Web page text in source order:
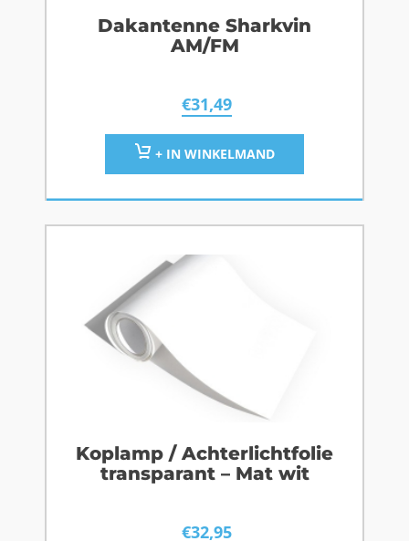
Dakantenne Sharkvin
AM/FM
€31,49
+ IN WINKELMAND
Koplamp / Achterlichtfolie
transparant – Mat wit
€32,95